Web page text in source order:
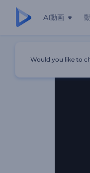
AI動画
Would you like to